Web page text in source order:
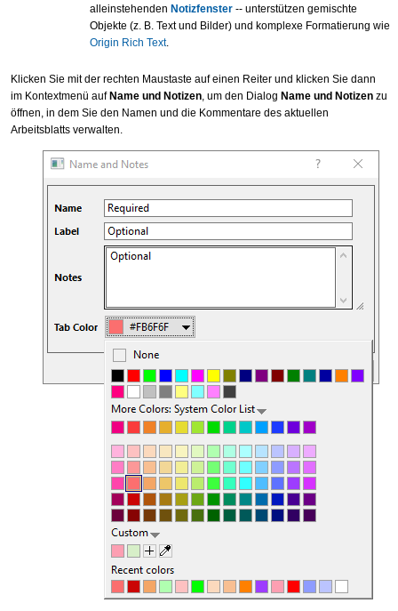
alleinstehenden Notizfenster -- unterstützen gemischte
Objekte (z. B. Text und Bilder) und komplexe Formatierung wie
Origin Rich Text.
Klicken Sie mit der rechten Maustaste auf einen Reiter und klicken Sie dann
im Kontextmenü aufName und Notizen , um den Dialog Name und Notizen zu
öffnen, in dem Sie den Namen und die Kommentare des aktuellen
Arbeitsblatts verwalten.